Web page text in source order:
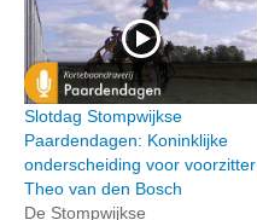
Slotdag Stompwijkse
Paardendagen: Koninklijke
onderscheiding voor voorzitter
Theo van den Bosch
De Stompwijkse